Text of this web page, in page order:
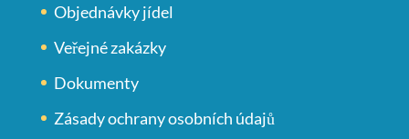
Objednávky jídel
Veřejné zakázky
Dokumenty
Zásady ochrany osobních údajů